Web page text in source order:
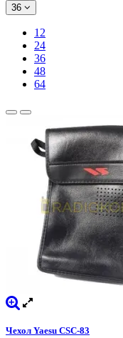
36
12
24
36
48
64
Чехол Yaesu CSC-83